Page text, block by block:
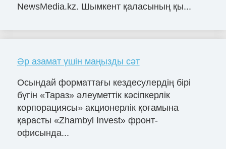
NewsMedia.kz. Шымкент қаласының қы...
Әр азамат үшін маңызды сәт
Осындай форматтағы кездесулердің бірі
бүгін «Тараз» әлеуметтік кәсіпкерлік
корпорациясы» акционерлік қоғамына
қарасты «Zhambyl Invest» фронт-
офисында...